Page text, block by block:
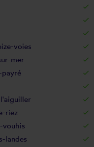
voies
mer
payré
riez
vouhis
landes